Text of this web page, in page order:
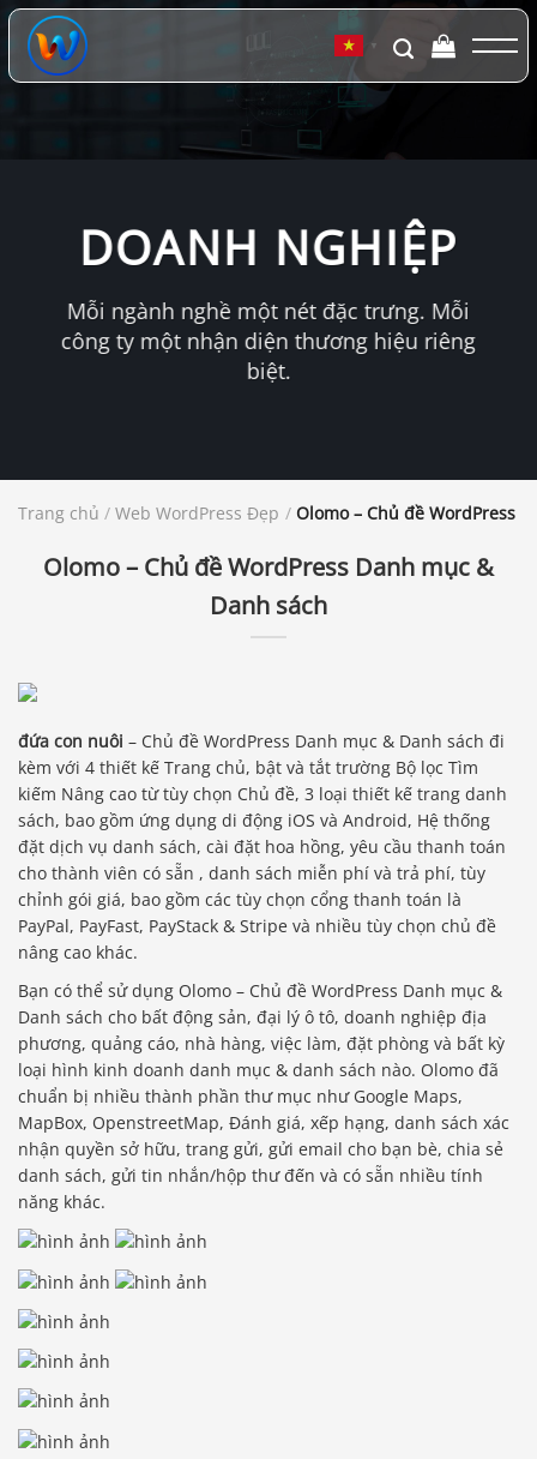
Chuyển
đến
dung
▼
DOANH NGHIỆP
Mỗi ngành nghề một nét đặc trưng. Mỗi
công ty một nhận diện thương hiệu riêng
biệt.
Trang chủ / Web WordPress Đẹp / Olomo – Chủ đề WordPress
Olomo – Chủ đề WordPress Danh mục &
Danh sách
đứa con nuôi – Chủ đề WordPress Danh mục & Danh sách đi
kèm với 4 thiết kế Trang chủ, bật và tắt trường Bộ lọc Tìm
kiếm Nâng cao từ tùy chọn Chủ đề, 3 loại thiết kế trang danh
sách, bao gồm ứng dụng di động iOS và Android, Hệ thống
đặt dịch vụ danh sách, cài đặt hoa hồng, yêu cầu thanh toán
cho thành viên có sẵn , danh sách miễn phí và trả phí, tùy
chỉnh gói giá, bao gồm các tùy chọn cổng thanh toán là
PayPal, PayFast, PayStack & Stripe và nhiều tùy chọn chủ đề
nâng cao khác.
Bạn có thể sử dụng Olomo – Chủ đề WordPress Danh mục &
Danh sách cho bất động sản, đại lý ô tô, doanh nghiệp địa
phương, quảng cáo, nhà hàng, việc làm, đặt phòng và bất kỳ
loại hình kinh doanh danh mục & danh sách nào. Olomo đã
chuẩn bị nhiều thành phần thư mục như Google Maps,
MapBox, OpenstreetMap, Đánh giá, xếp hạng, danh sách xác
nhận quyền sở hữu, trang gửi, gửi email cho bạn bè, chia sẻ
danh sách, gửi tin nhắn/hộp thư đến và có sẵn nhiều tính
năng khác.